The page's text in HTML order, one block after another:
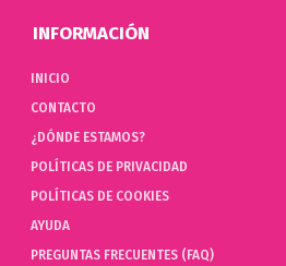
INFORMACIÓN
INICIO
CONTACTO
¿DÓNDE ESTAMOS?
POLÍTICAS DE PRIVACIDAD
POLÍTICAS DE COOKIES
AYUDA
PREGUNTAS FRECUENTES (FAQ)